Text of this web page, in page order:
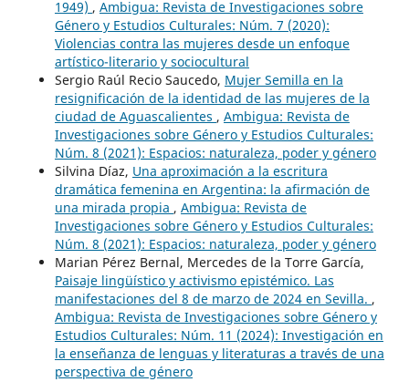
1949) , Ambigua: Revista de Investigaciones sobre
Género y Estudios Culturales: Núm. 7 (2020):
Violencias contra las mujeres desde un enfoque
artístico-literario y sociocultural
Sergio Raúl Recio Saucedo, Mujer Semilla en la
resignificación de la identidad de las mujeres de la
ciudad de Aguascalientes , Ambigua: Revista de
Investigaciones sobre Género y Estudios Culturales:
Núm. 8 (2021): Espacios: naturaleza, poder y género
Silvina Díaz, Una aproximación a la escritura
dramática femenina en Argentina: la afirmación de
una mirada propia , Ambigua: Revista de
Investigaciones sobre Género y Estudios Culturales:
Núm. 8 (2021): Espacios: naturaleza, poder y género
Marian Pérez Bernal, Mercedes de la Torre García,
Paisaje lingüístico y activismo epistémico. Las
manifestaciones del 8 de marzo de 2024 en Sevilla. ,
Ambigua: Revista de Investigaciones sobre Género y
Estudios Culturales: Núm. 11 (2024): Investigación en
la enseñanza de lenguas y literaturas a través de una
perspectiva de género